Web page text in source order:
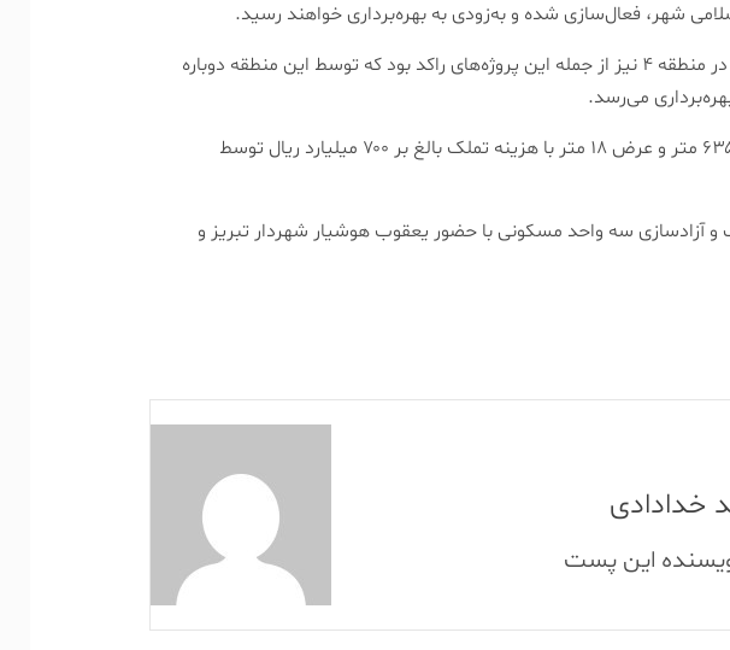
شهر، فعال‌سازی شده و به‌زودی به بهره‌برداری خواهند رسید.
وی افزود: پروژه مسیرگشایی شهید بی‌مثل در منطقه ۴ نیز از جمله این پروژه‌های راکد بود که توسط این منطقه دوباره
می‌رسد.
مسیرگشایی خیابان شهید بی‌مثل به طول ۶۳۵ متر و عرض ۱۸ متر با هزینه تملک بالغ بر ۷۰۰ میلیارد ریال توسط
و آزادسازی سه واحد مسکونی با حضور یعقوب هوشیار شهردار تبریز و
خدادادی